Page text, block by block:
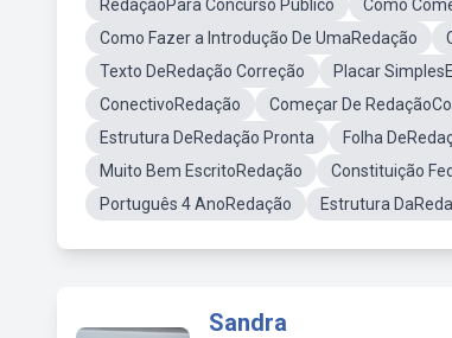
RedaçãoPara Concurso Público
Como
Como Fazer a Introdução De UmaRedação
Texto DeRedação Correção
Placar
ConectivoRedação
Começar De
Estrutura DeRedação Pronta
Folha
Muito Bem EscritoRedação
Constituição
Português 4 AnoRedação
Estrutura
Sandra